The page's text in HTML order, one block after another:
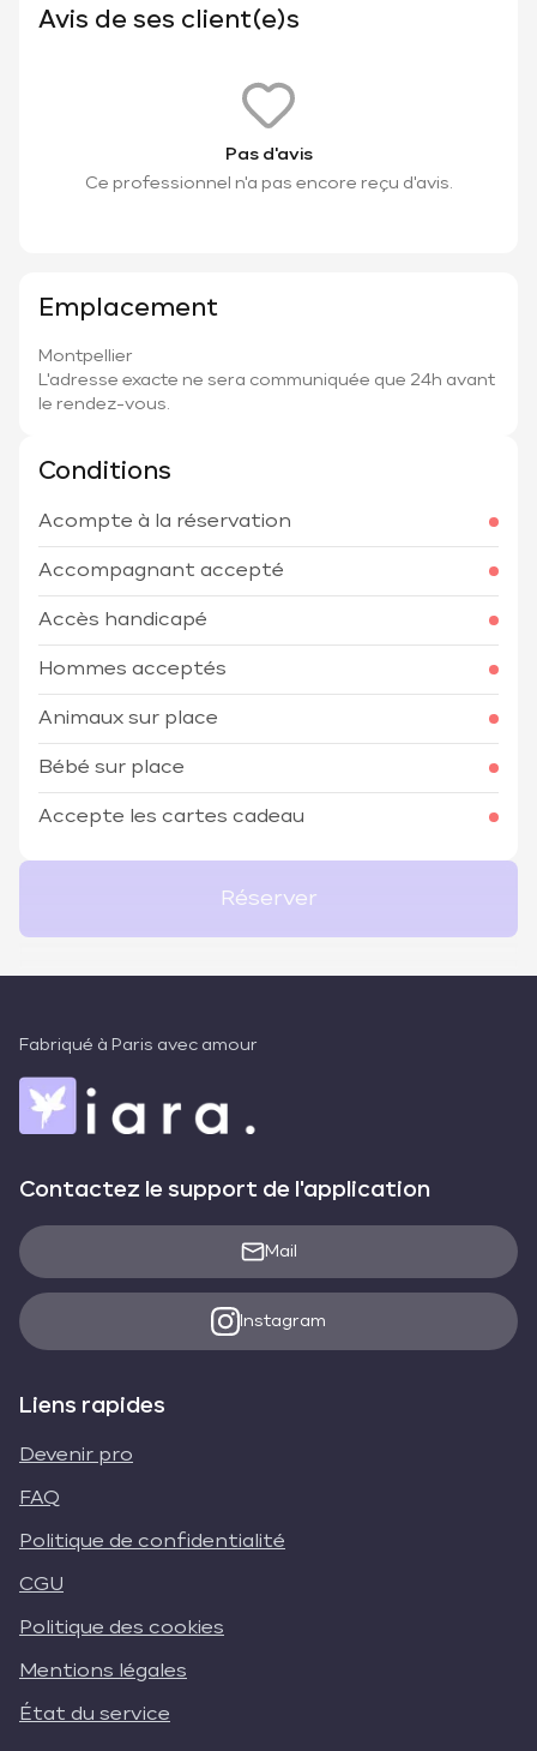
Avis de ses client(e)s
Pas d'avis
Ce professionnel n'a pas encore reçu d'avis.
Emplacement
Montpellier
L'adresse exacte ne sera communiquée que 24h avant
le rendez-vous.
Conditions
Acompte à la réservation
Accompagnant accepté
Accès handicapé
Hommes acceptés
Animaux sur place
Bébé sur place
Accepte les cartes cadeau
Réserver
Fabriqué à Paris avec amour
Contactez le support de l'application
Mail
Instagram
Liens rapides
Devenir pro
FAQ
Politique de confidentialité
CGU
Politique des cookies
Mentions légales
État du service